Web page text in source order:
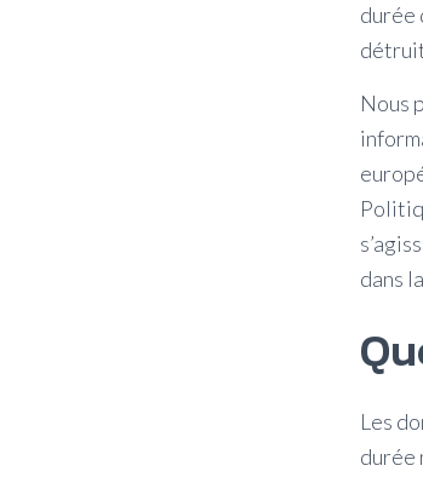
durée
Nous
dans
Les
durée